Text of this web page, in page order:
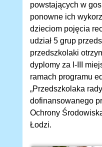
powstających w
ponowne ich
dzieciom pojęcia
udział 5 grup
przedszkolaki
dyplomy za I-III
ramach programu
„Przedszkolaka
dofinansowanego
Ochrony
Łodzi.